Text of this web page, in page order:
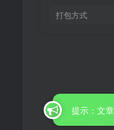
打包方式
提示：文